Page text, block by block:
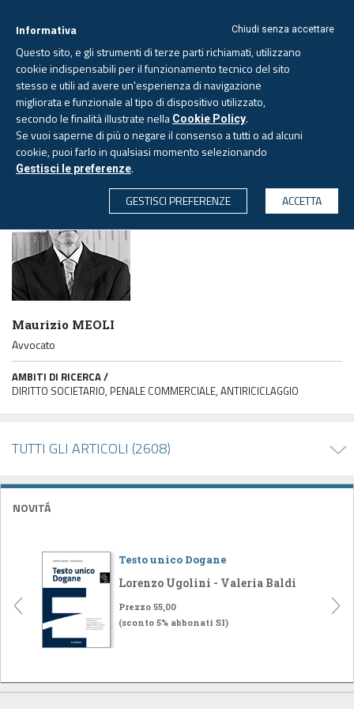
CERCA
Venerdì, 7 agosto 2026 - Aggiornato alle 6.00
PAGINA AUTORE
Maurizio MEOLI
Avvocato
AMBITI DI RICERCA /
DIRITTO SOCIETARIO, PENALE COMMERCIALE, ANTIRICICLAGGIO
TUTTI GLI ARTICOLI (2608)
NOVITÁ
Testo unico Dogane
Lorenzo Ugolini - Valeria Baldi
Prezzo 55,00
(sconto 5% abbonati SI)
Chiudi senza accettare
Informativa
Questo sito, e gli strumenti di terze parti richiamati, utilizzano
cookie indispensabili per il funzionamento tecnico del sito
stesso e utili ad avere un'esperienza di navigazione
migliorata e funzionale al tipo di dispositivo utilizzato,
secondo le finalità illustrate nella Cookie Policy.
Se vuoi saperne di più o negare il consenso a tutti o ad alcuni
cookie, puoi farlo in qualsiasi momento selezionando
Gestisci le preferenze.
GESTISCI PREFERENZE
ACCETTA